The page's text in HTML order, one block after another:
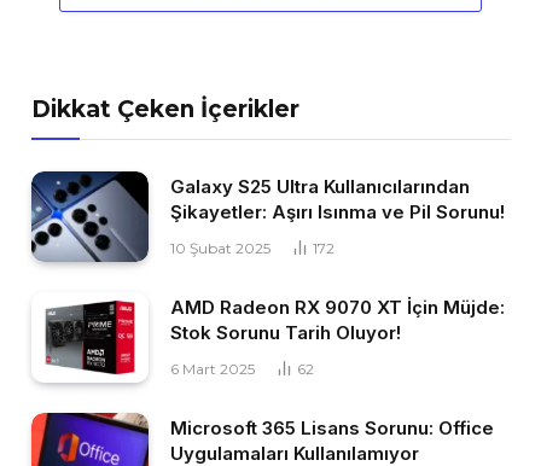
Dikkat Çeken İçerikler
Galaxy S25 Ultra Kullanıcılarından
Şikayetler: Aşırı Isınma ve Pil Sorunu!
10 Şubat 2025 172
AMD Radeon RX 9070 XT İçin Müjde:
Stok Sorunu Tarih Oluyor!
6 Mart 2025 62
Microsoft 365 Lisans Sorunu: Office
Uygulamaları Kullanılamıyor